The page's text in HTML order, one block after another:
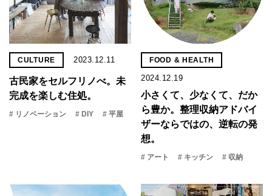
CULTURE 2023.12.11
古民家をセルフリノべ。未
完成を楽しむ住処。
# リノベーション # DIY # 平屋
FOOD & HEALTH
2024.12.19
小さくて、少なくて、だか
ら豊か。整理収納アドバイ
ザーならではの、逆転の発
想。
# アート # キッチン # 収納